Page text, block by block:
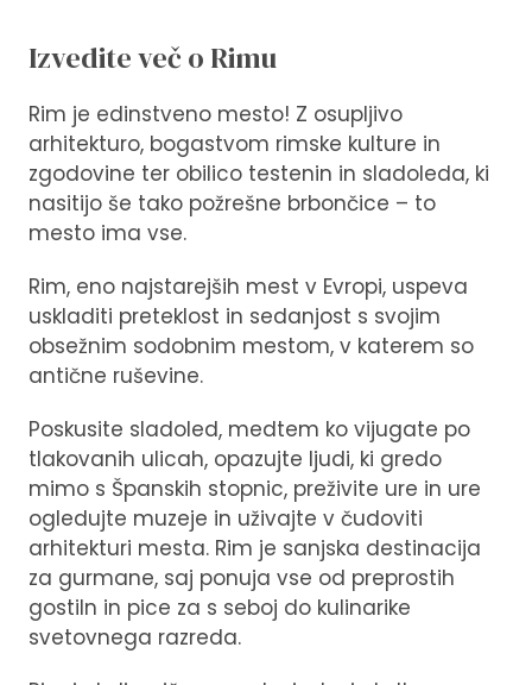
Izvedite več o Rimu
Rim je edinstveno mesto! Z osupljivo
arhitekturo, bogastvom rimske kulture in
zgodovine ter obilico testenin in sladoleda, ki
nasitijo še tako požrešne brbončice – to
mesto ima vse.
Rim, eno najstarejših mest v Evropi, uspeva
uskladiti preteklost in sedanjost s svojim
obsežnim sodobnim mestom, v katerem so
antične ruševine.
Poskusite sladoled, medtem ko vijugate po
tlakovanih ulicah, opazujte ljudi, ki gredo
mimo s Španskih stopnic, preživite ure in ure
ogledujte muzeje in uživajte v čudoviti
arhitekturi mesta. Rim je sanjska destinacija
za gurmane, saj ponuja vse od preprostih
gostiln in pice za s seboj do kulinarike
svetovnega razreda.